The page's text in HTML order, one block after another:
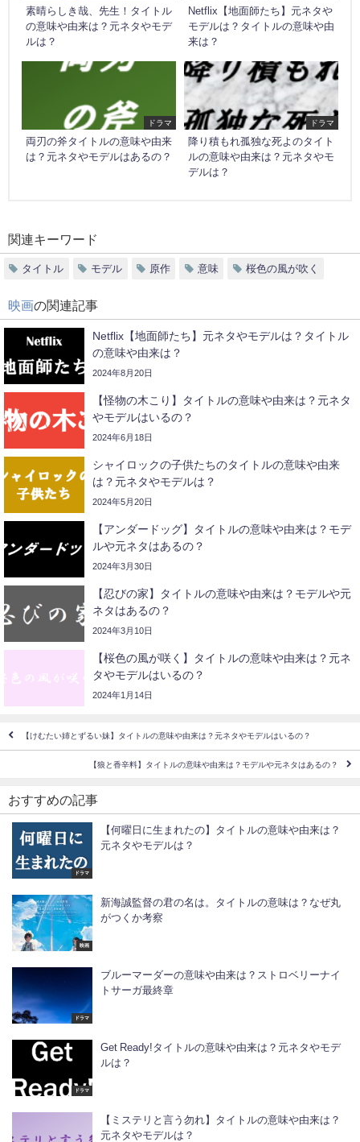
素晴らしき哉、先生！タイトル
の意味や由来は？元ネタやモデ
ルは？
Netflix【地面師たち】元ネタや
モデルは？タイトルの意味や由
来は？
ドラマ
両刃の斧タイトルの意味や由来
は？元ネタやモデルはあるの？
ドラマ
降り積もれ孤独な死よのタイト
ルの意味や由来は？元ネタやモ
デルは？
関連キーワード
タイトル モデル 原作 意味 桜色の風が吹く
映画の関連記事
Netflix【地面師たち】元ネタやモデルは？タイトル
の意味や由来は？
2024年8月20日
【怪物の木こり】タイトルの意味や由来は？元ネタ
やモデルはいるの？
2024年6月18日
シャイロックの子供たちのタイトルの意味や由来
は？元ネタやモデルは？
2024年5月20日
【アンダードッグ】タイトルの意味や由来は？モデ
ルや元ネタはあるの？
2024年3月30日
【忍びの家】タイトルの意味や由来は？モデルや元
ネタはあるの？
2024年3月10日
【桜色の風が咲く】タイトルの意味や由来は？元ネ
タやモデルはいるの？
2024年1月14日
【けむたい姉とずるい妹】タイトルの意味や由来は？元ネタやモデルはいるの？
【狼と香辛料】タイトルの意味や由来は？モデルや元ネタはあるの？
おすすめの記事
ドラマ
【何曜日に生まれたの】タイトルの意味や由来は？
元ネタやモデルは？
映画
新海誠監督の君の名は。タイトルの意味は？なぜ丸
がつくか考察
ドラマ
ブルーマーダーの意味や由来は？ストロベリーナイ
トサーガ最終章
ドラマ
Get Ready!タイトルの意味や由来は？元ネタやモデ
ルは？
【ミステリと言う勿れ】タイトルの意味や由来は？
元ネタやモデルは？